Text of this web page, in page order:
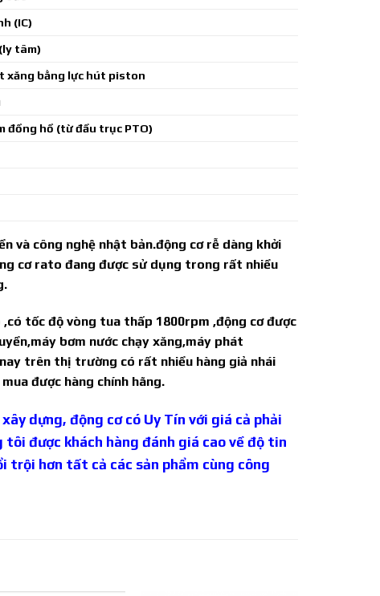
(IC)
tâm)
xăng bằng lực hút piston
đồng hồ (từ đầu trục PTO)
và công nghệ nhật bản.động cơ rễ dàng khởi
cơ rato đang được sử dụng trong rất nhiều
tốc độ vòng tua thấp 1800rpm ,động cơ được
bơm nước chạy xăng,máy phát
trên thị trường có rất nhiều hàng giả nhái
được hàng chính hãng.
dựng, động cơ có Uy Tín với giá cả phải
tôi được khách hàng đánh giá cao về độ tin
trội hơn tất cả các sản phẩm cùng công